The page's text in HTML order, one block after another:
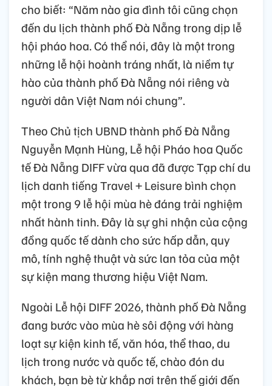
cho biết: “Năm nào gia đình tôi cũng chọn
đến du lịch thành phố Đà Nẵng trong dịp lễ
hội pháo hoa. Có thể nói, đây là một trong
những lễ hội hoành tráng nhất, là niềm tự
hào của thành phố Đà Nẵng nói riêng và
người dân Việt Nam nói chung”.
Theo Chủ tịch UBND thành phố Đà Nẵng
Nguyễn Mạnh Hùng, Lễ hội Pháo hoa Quốc
tế Đà Nẵng DIFF vừa qua đã được Tạp chí du
lịch danh tiếng Travel + Leisure bình chọn
một trong 9 lễ hội mùa hè đáng trải nghiệm
nhất hành tinh. Đây là sự ghi nhận của cộng
đồng quốc tế dành cho sức hấp dẫn, quy
mô, tính nghệ thuật và sức lan tỏa của một
sự kiện mang thương hiệu Việt Nam.
Ngoài Lễ hội DIFF 2026, thành phố Đà Nẵng
đang bước vào mùa hè sôi động với hàng
loạt sự kiện kinh tế, văn hóa, thể thao, du
lịch trong nước và quốc tế, chào đón du
khách, bạn bè từ khắp nơi trên thế giới đến